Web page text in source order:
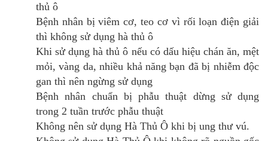
thủ ô
Bệnh nhân bị viêm cơ, teo cơ vì rối loạn điện giải
thì không sử dụng hà thủ ô
Khi sử dụng hà thủ ô nếu có dấu hiệu chán ăn, mệt
mỏi, vàng da, nhiều khả năng bạn đã bị nhiễm độc
gan thì nên ngừng sử dụng
Bệnh nhân chuẩn bị phẫu thuật dừng sử dụng
trong 2 tuần trước phẫu thuật
Không nên sử dụng Hà Thủ Ô khi bị ung thư vú.